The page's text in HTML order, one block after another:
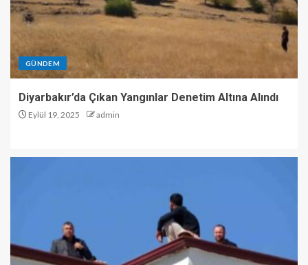
GÜNDEM
Diyarbakır’da Çıkan Yangınlar Denetim Altına Alındı
Eylül 19, 2025 admin